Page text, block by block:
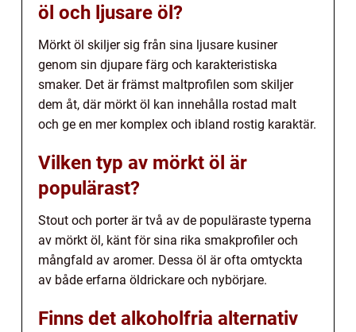
öl och ljusare öl?
Mörkt öl skiljer sig från sina ljusare kusiner
genom sin djupare färg och karakteristiska
smaker. Det är främst maltprofilen som skiljer
dem åt, där mörkt öl kan innehålla rostad malt
och ge en mer komplex och ibland rostig karaktär.
Vilken typ av mörkt öl är
populärast?
Stout och porter är två av de populäraste typerna
av mörkt öl, känt för sina rika smakprofiler och
mångfald av aromer. Dessa öl är ofta omtyckta
av både erfarna öldrickare och nybörjare.
Finns det alkoholfria alternativ